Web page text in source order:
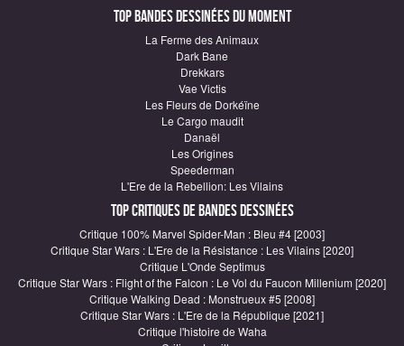
Top Bandes Dessinées du moment
La Ferme des Animaux
Dark Bane
Drekkars
Vae Victis
Les Fleurs de Dorkéïne
Le Cargo maudit
Danaël
Les Origines
Speederman
L'Ere de la Rebellion: Les Vilains
Top critiques de Bandes Dessinées
Critique 100% Marvel Spider-Man : Bleu #4 [2003]
Critique Star Wars : L'Ere de la Résistance : Les Vilains [2020]
Critique L'Onde Septimus
Critique Star Wars : Flight of the Falcon : Le Vol du Faucon Millenium [2020]
Critique Walking Dead : Monstrueux #5 [2008]
Critique Star Wars : L'Ere de la République [2021]
Critique l'histoire de Waha